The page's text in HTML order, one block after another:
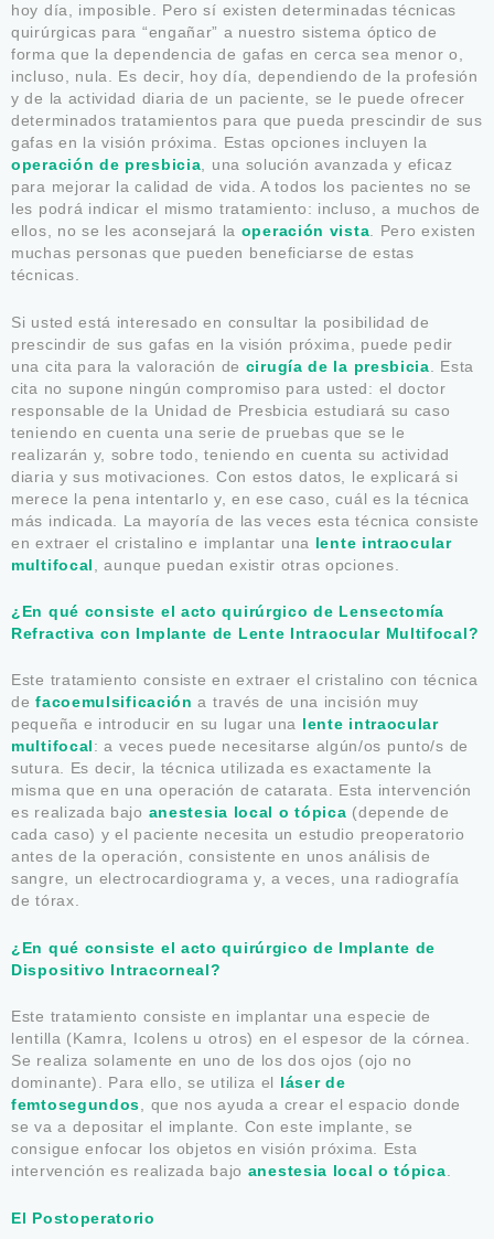
hoy día, imposible. Pero sí existen determinadas técnicas
quirúrgicas para “engañar” a nuestro sistema óptico de
forma que la dependencia de gafas en cerca sea menor o,
incluso, nula. Es decir, hoy día, dependiendo de la profesión
y de la actividad diaria de un paciente, se le puede ofrecer
determinados tratamientos para que pueda prescindir de sus
gafas en la visión próxima. Estas opciones incluyen la
operación de presbicia , una solución avanzada y eficaz
para mejorar la calidad de vida. A todos los pacientes no se
les podrá indicar el mismo tratamiento: incluso, a muchos de
ellos, no se les aconsejará la operación vista . Pero existen
muchas personas que pueden beneficiarse de estas
técnicas.
Si usted está interesado en consultar la posibilidad de
prescindir de sus gafas en la visión próxima, puede pedir
una cita para la valoración de cirugía de la presbicia . Esta
cita no supone ningún compromiso para usted: el doctor
responsable de la Unidad de Presbicia estudiará su caso
teniendo en cuenta una serie de pruebas que se le
realizarán y, sobre todo, teniendo en cuenta su actividad
diaria y sus motivaciones. Con estos datos, le explicará si
merece la pena intentarlo y, en ese caso, cuál es la técnica
más indicada. La mayoría de las veces esta técnica consiste
en extraer el cristalino e implantar una lente intraocular
multifocal
, aunque puedan existir otras opciones.
¿En qué consiste el acto quirúrgico de Lensectomía
Refractiva con Implante de Lente Intraocular Multifocal?
Este tratamiento consiste en extraer el cristalino con técnica
defacoemulsificación a través de una incisión muy
pequeña e introducir en su lugar una lente intraocular
multifocal: a veces puede necesitarse algún/os punto/s de
sutura. Es decir, la técnica utilizada es exactamente la
misma que en una operación de catarata. Esta intervención
es realizada bajo anestesia local o tópica (depende de
cada caso) y el paciente necesita un estudio preoperatorio
antes de la operación, consistente en unos análisis de
sangre, un electrocardiograma y, a veces, una radiografía
de tórax.
¿En qué consiste el acto quirúrgico de Implante de
Dispositivo Intracorneal?
Este tratamiento consiste en implantar una especie de
lentilla (Kamra, Icolens u otros) en el espesor de la córnea.
Se realiza solamente en uno de los dos ojos (ojo no
dominante). Para ello, se utiliza el láser de
femtosegundos , que nos ayuda a crear el espacio donde
se va a depositar el implante. Con este implante, se
consigue enfocar los objetos en visión próxima. Esta
intervención es realizada bajo anestesia local o tópica
El Postoperatorio